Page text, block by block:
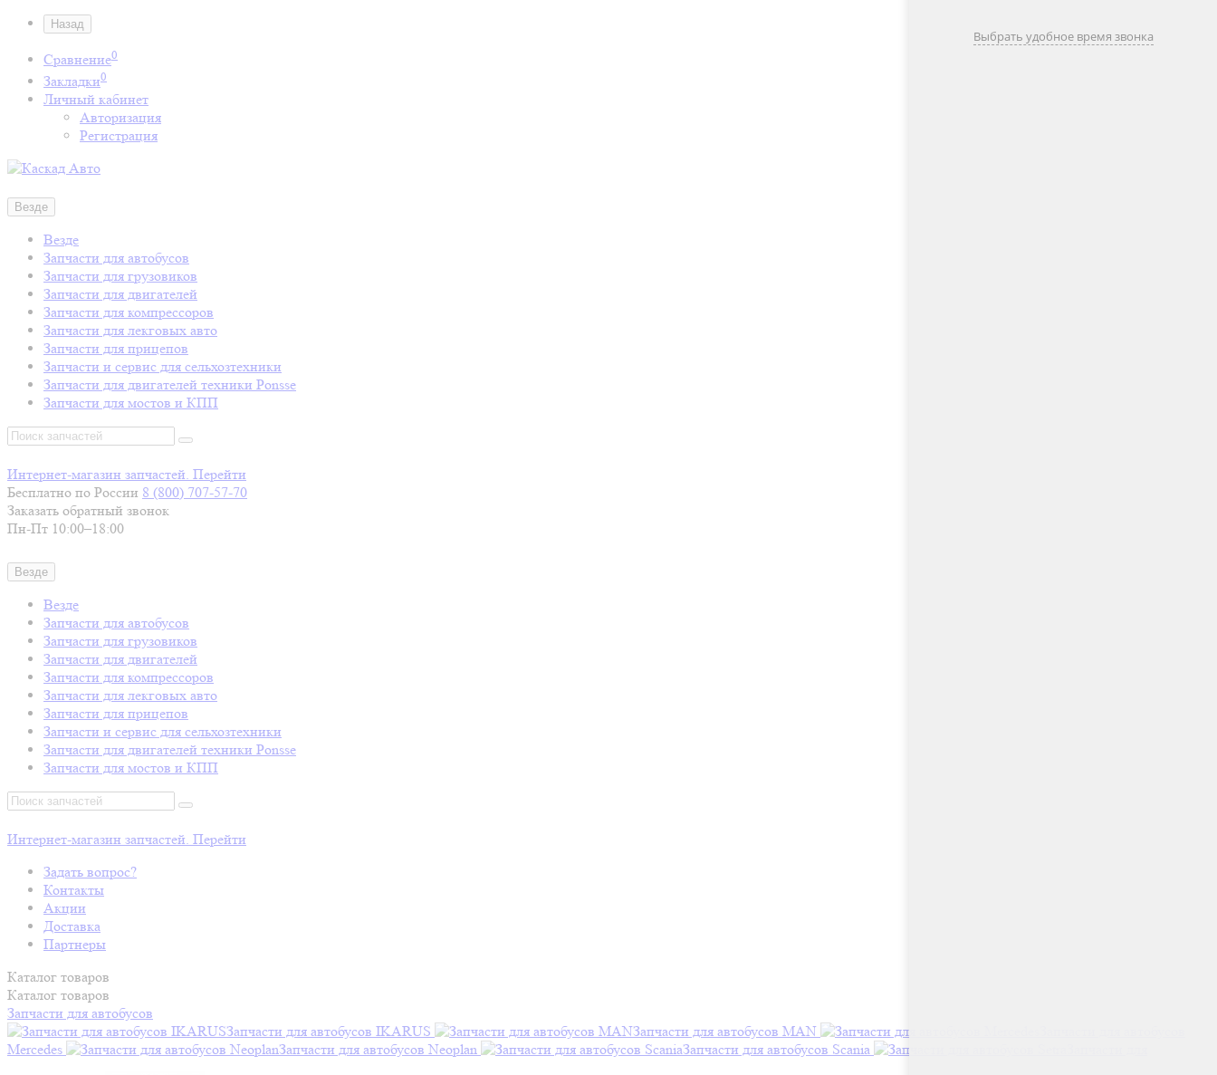
Назад
Сравнение0
Закладки0
Личный кабинет
Авторизация
Регистрация
Везде
Везде
Запчасти для автобусов
Запчасти для грузовиков
Запчасти для двигателей
Запчасти для компрессоров
Запчасти для лекговых авто
Запчасти для прицепов
Запчасти и сервис для сельхозтехники
Запчасти для двигателей техники Ponsse
Запчасти для мостов и КПП
Интернет-магазин запчастей. Перейти
Бесплатно по России 8 (800) 707-57-70
Заказать обратный звонок
Пн-Пт 10:00–18:00
Везде
Везде
Запчасти для автобусов
Запчасти для грузовиков
Запчасти для двигателей
Запчасти для компрессоров
Запчасти для лекговых авто
Запчасти для прицепов
Запчасти и сервис для сельхозтехники
Запчасти для двигателей техники Ponsse
Запчасти для мостов и КПП
Интернет-магазин запчастей. Перейти
Задать вопрос?
Контакты
Акции
Доставка
Партнеры
Каталог товаров
Каталог товаров
Запчасти для автобусов
Запчасти для автобусов IKARUS
Запчасти для автобусов MAN
Mercedes
Запчасти для автобусов Neoplan Запчасти для автобусов Scania
Выбрать удобное время звонка